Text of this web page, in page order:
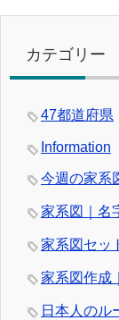
カテゴリー
47都道府県
Information
今週の家系
家系図｜名
家系図セッ
家系図作成
日本人のル